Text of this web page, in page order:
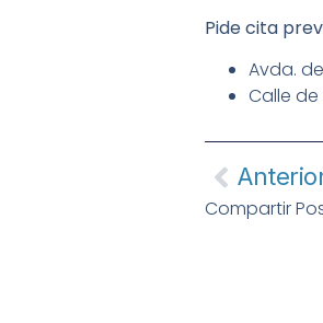
Pide cita
Avda.
Calle de
Compartir